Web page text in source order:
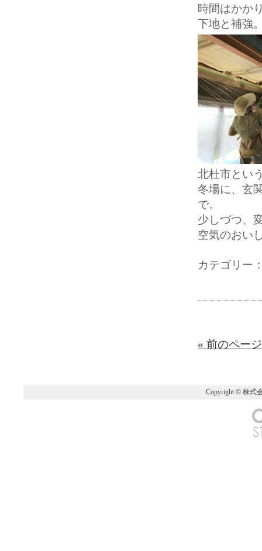
時間はかか
下地と補強
北杜市とい
冬場に、玄
で。
少しづつ、
空気のおい
カテゴリー
« 前のページ
Copyright © 株式